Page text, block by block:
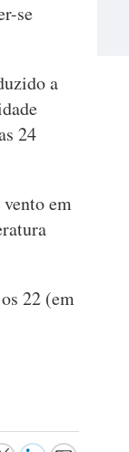
se
a
24
em
22 (em